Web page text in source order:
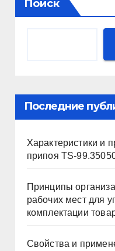
Поиск
Последние
Характеристики и
припоя TS-
Принципы
рабочих мест для
комплектации
Свойства и